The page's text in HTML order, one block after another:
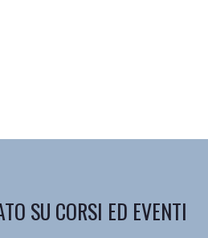
SU CORSI ED EVENTI